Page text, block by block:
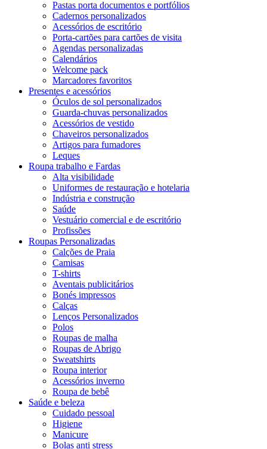
Pastas porta documentos e portfólios
Cadernos personalizados
Acessórios de escritório
Porta-cartões para cartões de visita
Agendas personalizadas
Calendários
Welcome pack
Marcadores favoritos
Presentes e acessórios
Óculos de sol personalizados
Guarda-chuvas personalizados
Acessórios de vestido
Chaveiros personalizados
Artigos para fumadores
Leques
Roupa trabalho e Fardas
Alta visibilidade
Uniformes de restauração e hotelaria
Indústria e construção
Saúde
Vestuário comercial e de escritório
Profissões
Roupas Personalizadas
Calções de Praia
Camisas
T-shirts
Aventais publicitários
Bonés impressos
Calças
Lenços Personalizados
Polos
Roupas de malha
Roupas de Abrigo
Sweatshirts
Roupa interior
Acessórios inverno
Roupa de bebê
Saúde e beleza
Cuidado pessoal
Higiene
Manicure
Bolas anti stress